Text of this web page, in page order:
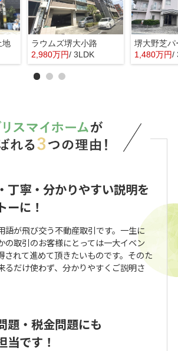
地
ラウムズ堺大小路
2,980万円/ 3LDK 1,480万円/
丁寧・分かりやすい説明を
ーに！
語が飛び交う不動産取引です。一生に
の取引のお客様にとっては一大イベン
されて進めて頂きたいものです。そのた
るだけ使わず、分かりやすくご説明さ
題・税金問題にも
当です！